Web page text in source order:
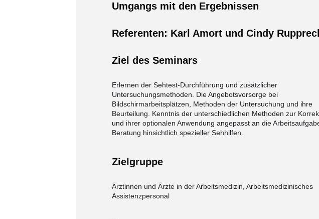
Umgangs mit den Ergebnissen
Referenten: Karl Amort und Cindy
Ziel des Seminars
Erlernen der Sehtest-Durchführung und zusätzlicher
Untersuchungsmethoden. Die Angebotsvorsorge bei
Bildschirmarbeitsplätzen, Methoden der Untersuchung und ihre
Beurteilung. Kenntnis der unterschiedlichen Methoden zur
und ihrer optionalen Anwendung angepasst an die
Beratung hinsichtlich spezieller Sehhilfen.
Zielgruppe
Ärztinnen und Ärzte in der Arbeitsmedizin, Arbeitsmedizinisches
Assistenzpersonal